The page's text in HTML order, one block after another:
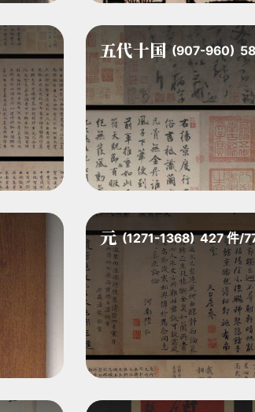
五代十国 (907-960) 58
元 (1271-1368) 427件/